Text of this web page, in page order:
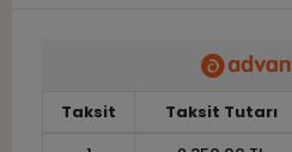
Taksit Taksit Tutarı